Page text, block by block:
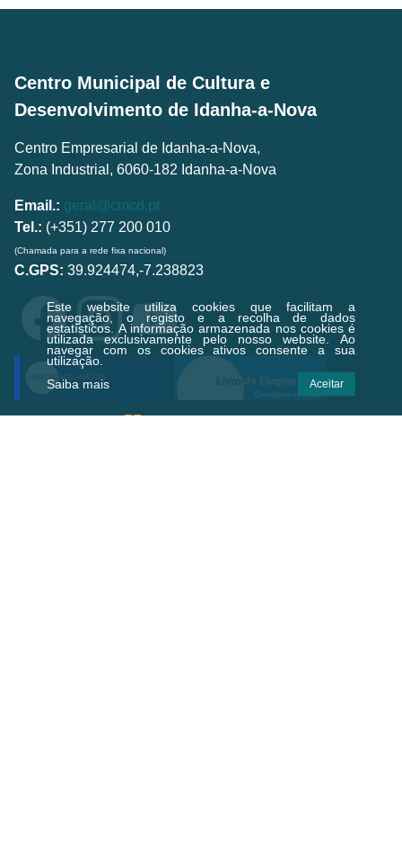
Este website utiliza cookies que facilitam a
navegação, o registo e a recolha de dados
estatísticos.A informação armazenada nos cookies é
utilizada exclusivamente pelo nosso website. Ao
navegar com os cookies ativos consente a sua
utilização.
Saiba mais
Aceitar
Centro Municipal de Cultura e
Desenvolvimento de Idanha-a-Nova
Centro Empresarial de Idanha-a-Nova,
Zona Industrial, 6060-182 Idanha-a-Nova
Email.: geral@cmcd.pt
Tel.: (+351) 277 200 010
(Chamada para a rede fixa nacional)
C.GPS: 39.924474,-7.238823